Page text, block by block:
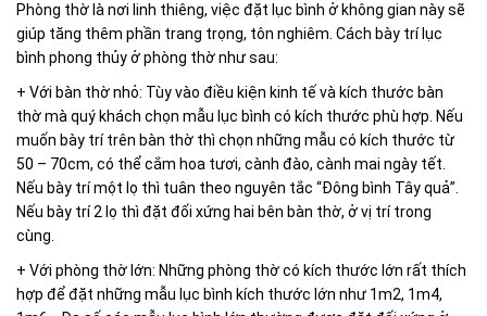
Phòng thờ là nơi linh thiêng, việc đặt lục bình ở không gian này sẽ
giúp tăng thêm phần trang trọng, tôn nghiêm. Cách bày trí lục
bình phong thủy ở phòng thờ như sau:
+ Với bàn thờ nhỏ: Tùy vào điều kiện kinh tế và kích thước bàn
thờ mà quý khách chọn mẫu lục bình có kích thước phù hợp. Nếu
muốn bày trí trên bàn thờ thì chọn những mẫu có kích thước từ
50 – 70cm, có thể cắm hoa tươi, cành đào, cành mai ngày tết.
Nếu bày trí một lọ thì tuân theo nguyên tắc “Đông bình Tây quả”.
Nếu bày trí 2 lọ thì đặt đối xứng hai bên bàn thờ, ở vị trí trong
cùng.
+ Với phòng thờ lớn: Những phòng thờ có kích thước lớn rất thích
hợp để đặt những mẫu lục bình kích thước lớn như 1m2, 1m4,